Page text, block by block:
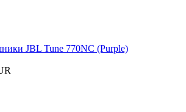
JBL Tune 770NC (Purple)